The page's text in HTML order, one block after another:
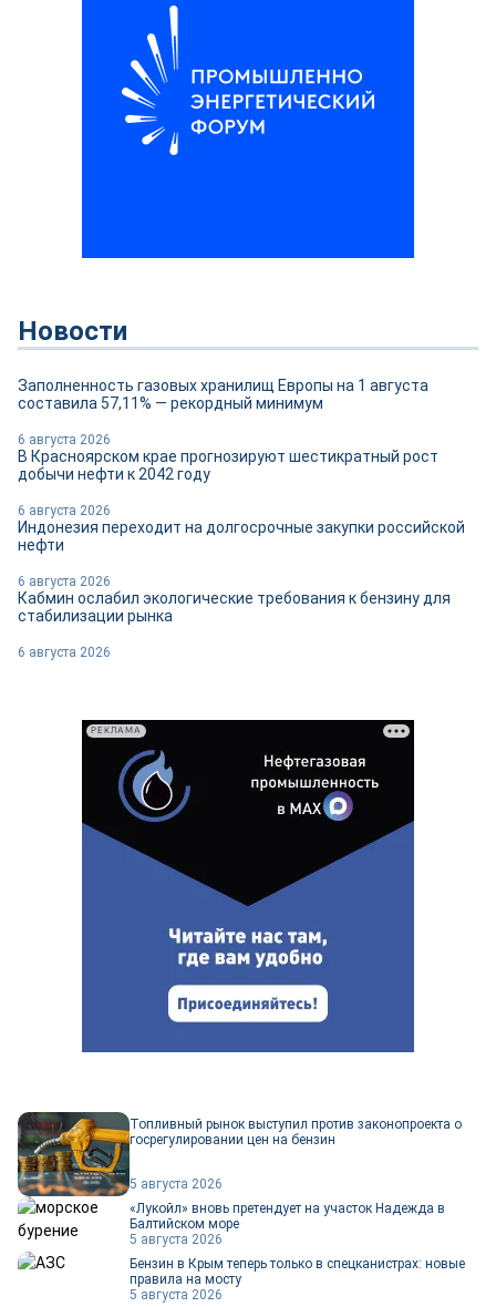
Новости
Заполненность газовых хранилищ Европы на 1 августа
составила 57,11% — рекордный минимум
6 августа 2026
В Красноярском крае прогнозируют шестикратный рост
добычи нефти к 2042 году
6 августа 2026
Индонезия переходит на долгосрочные закупки российской
нефти
6 августа 2026
Кабмин ослабил экологические требования к бензину для
стабилизации рынка
6 августа 2026
Топливный рынок выступил против законопроекта о
госрегулировании цен на бензин
5 августа 2026
«Лукойл» вновь претендует на участок Надежда в
Балтийском море
5 августа 2026
Бензин в Крым теперь только в спецканистрах: новые
правила на мосту
5 августа 2026
РЕКЛАМА